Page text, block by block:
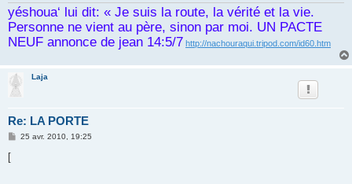
yéshoua‘ lui dit: « Je suis la route, la vérité et la vie.
Personne ne vient au père, sinon par moi. UN PACTE
NEUF annonce de jean 14:5/7 http://nachouraqui.tripod.com/id60.htm
Laja
Re: LA PORTE
M25 avr. 2010, 19:25
[